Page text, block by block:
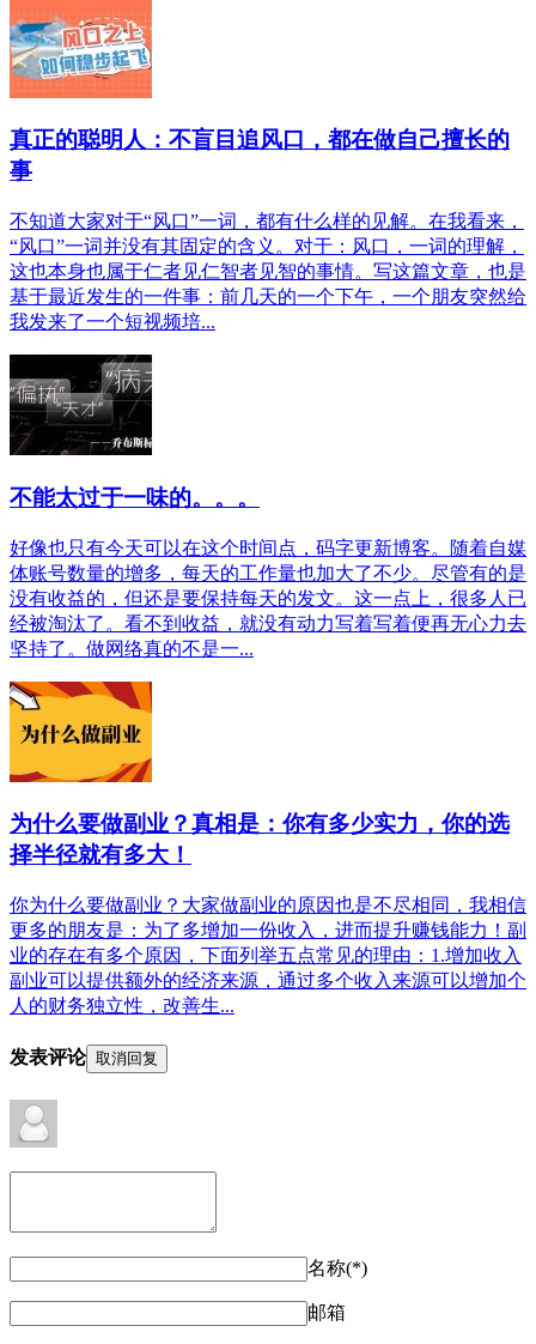
真正的聪明人：不盲目追风口，都在做自己擅长的
事
不知道大家对于“风口”一词，都有什么样的见解。在我看来，
“风口”一词并没有其固定的含义。对于：风口，一词的理解，
这也本身也属于仁者见仁智者见智的事情。写这篇文章，也是
基于最近发生的一件事：前几天的一个下午，一个朋友突然给
我发来了一个短视频培...
不能太过于一味的。。。
好像也只有今天可以在这个时间点，码字更新博客。随着自媒
体账号数量的增多，每天的工作量也加大了不少。尽管有的是
没有收益的，但还是要保持每天的发文。这一点上，很多人已
经被淘汰了。看不到收益，就没有动力写着写着便再无心力去
坚持了。做网络真的不是一...
为什么要做副业？真相是：你有多少实力，你的选
择半径就有多大！
你为什么要做副业？大家做副业的原因也是不尽相同，我相信
更多的朋友是：为了多增加一份收入，进而提升赚钱能力！副
业的存在有多个原因，下面列举五点常见的理由：1.增加收入
副业可以提供额外的经济来源，通过多个收入来源可以增加个
人的财务独立性，改善生...
发表评论 取消回复
名称(*)
邮箱